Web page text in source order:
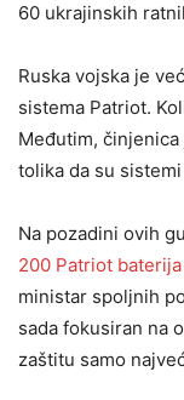
60 ukrajinskih
Ruska vojska je
sistema Patriot.
Međutim,
tolika da su
Na pozadini ovih
200 Patriot baterija
ministar spoljnih
sada fokusiran na
zaštitu samo